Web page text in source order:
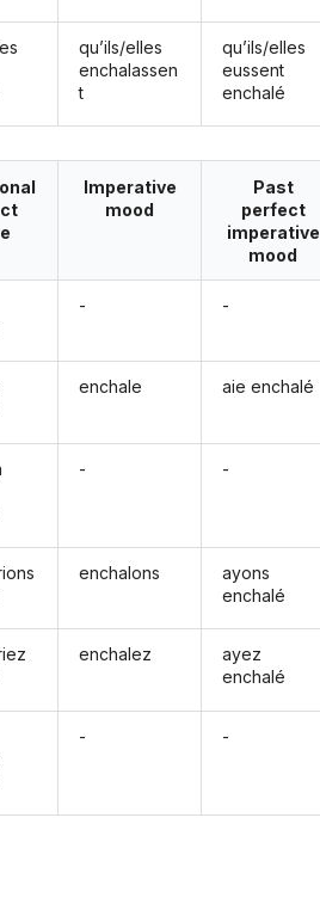
qu’ils/elles
enchalassen
t
qu’ils/elles
eussent
enchalé
Imperative
mood
-
enchale
-
enchalons
enchalez
-
Past
perfect
imperative
mood
-
aie enchalé
-
ayons
enchalé
ayez
enchalé
-